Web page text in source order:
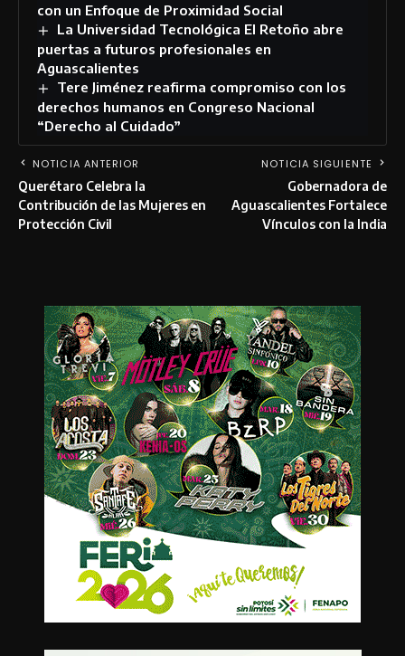
con un Enfoque de Proximidad Social
La Universidad Tecnológica El Retoño abre
puertas a futuros profesionales en
Aguascalientes
Tere Jiménez reafirma compromiso con los
derechos humanos en Congreso Nacional
“Derecho al Cuidado”
NOTICIA ANTERIOR
Querétaro Celebra la
Contribución de las Mujeres en
Protección Civil
NOTICIA SIGUIENTE
Gobernadora de
Aguascalientes Fortalece
Vínculos con la India